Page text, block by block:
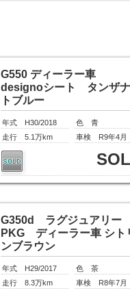
G550 ディーラー車
designoシート タンザ
トブルー
年式 H30/2018
走行 5.1万km
色 青
車検 R9年4月
G350d ラグジュアリー
PKG ディーラー車 シト
ンブラウン
年式 H29/2017
走行 8.3万km
色 茶
車検 R8年7月